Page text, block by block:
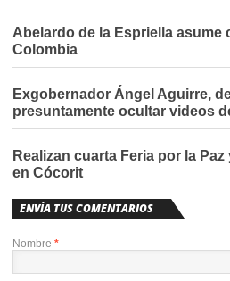
Abelardo de la Espriella asume
Colombia
Exgobernador Ángel Aguirre,
presuntamente ocultar videos
Realizan cuarta Feria por la
en Cócorit
ENVÍA TUS COMENTARIOS
Nombre *